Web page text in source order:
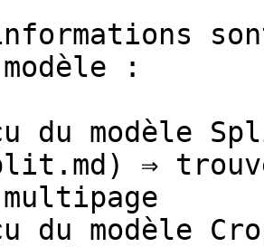
:
du modèle
⇒
du modèle